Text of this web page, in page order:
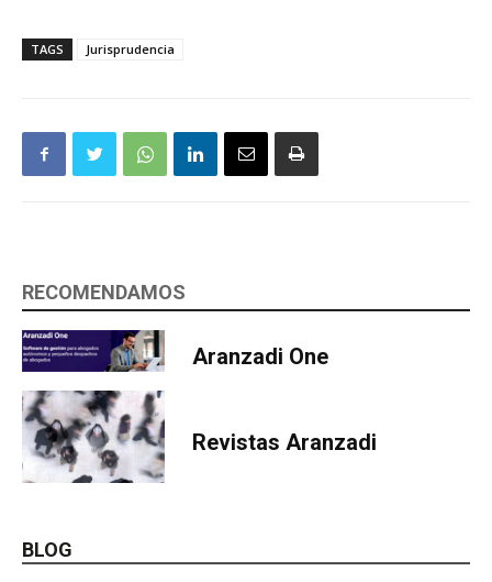
TAGS Jurisprudencia
RECOMENDAMOS
Aranzadi One
Revistas Aranzadi
BLOG